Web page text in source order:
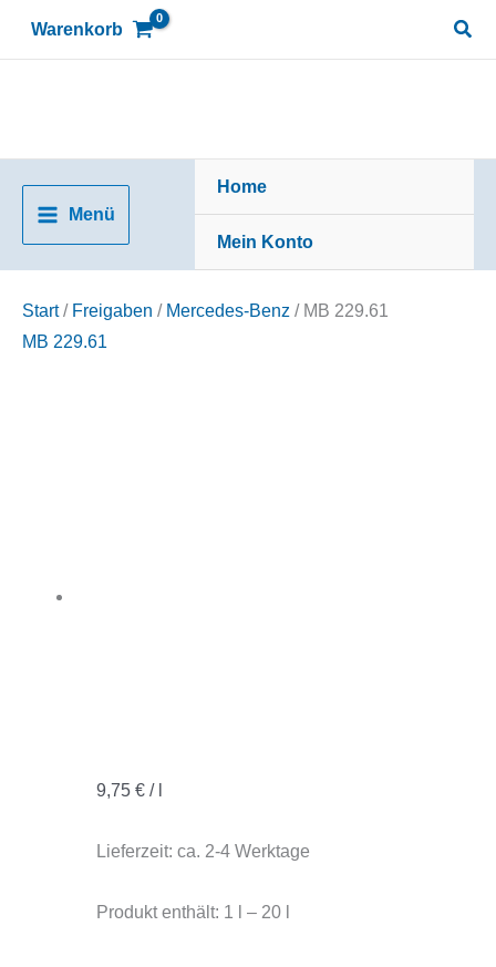
Warenkorb
Menü
Home
Mein Konto
Start/ Freigaben / Mercedes-Benz / MB 229.61
MB 229.61
9,75 €/
Lieferzeit: ca. 2-4 Werktage
Produkt enthält: 1 – 20